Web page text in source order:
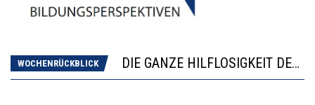
WOCHENRÜCKBLICK
DIE GANZE HILFLOSIGKEIT DES BILDUNGSBÜRGERTUMS
WORAUS WÄCHST, WAS KINDER TRÄGT